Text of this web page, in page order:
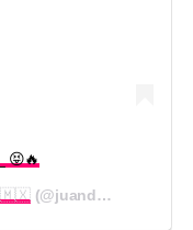
😝🔥
🇲🇽(@juandediospantoja) on